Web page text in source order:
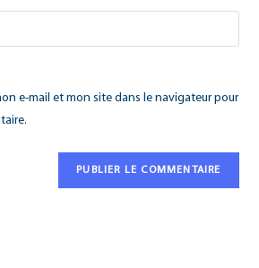
e-mail et mon site dans le navigateur pour